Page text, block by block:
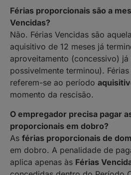
Férias proporcionais são a
Vencidas?
Não. Férias Vencidas são
aquisitivo de 12 meses já
aproveitamento (concessivo)
possivelmente terminou).
referem-se ao período
momento da rescisão.
O empregador precisa pagar
proporcionais em dobro?
As férias proporcionais de
em dobro. A penalidade de
aplica apenas às Férias